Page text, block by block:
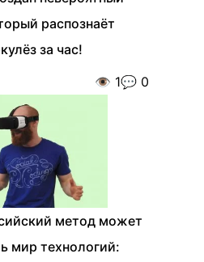
распознаёт
за час!
👁️ 1💬 0
метод может
мир технологий: